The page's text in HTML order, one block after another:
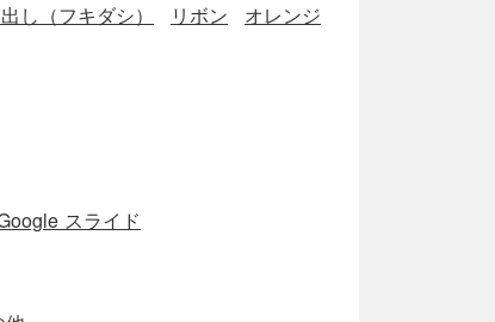
し（フキダシ） リボン オレンジ
スライド